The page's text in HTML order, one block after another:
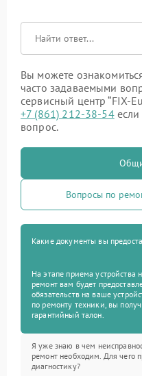
Вы можете
часто задаваемыми
сервисный центр “FIX-
+7 (861) 212-38-54если
вопрос.
Вопросы по
Какие документы вы
На этапе приема устройства
ремонт вам будет
обязательств на ваше
по ремонту техники, вы
гарантийный талон.
Я уже знаю в чем
ремонт необходим. Для чего
диагностику?